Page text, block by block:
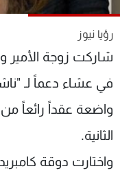
رؤيا نيوز
شاركت زوجة الأمير
في عشاء دعماً لـ
واضعة عقداً رائعاً من
الثانية.
واختارت دوقة
شاهد البرامج
الترددات
عن MTV
الإنـتـاج
لاعلاناتكم